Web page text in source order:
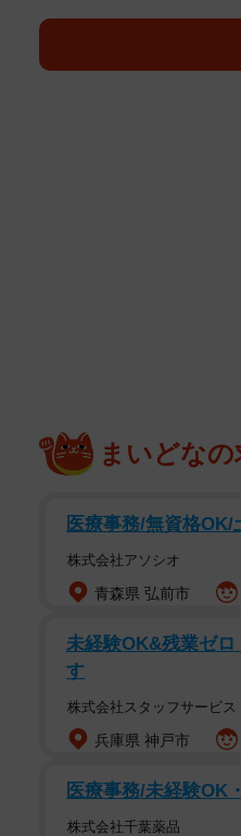
テレビドラマ『女王の教
アは20年を超える。ス
てここまで来てしまっ
わけがない、というコン
まいどなの
医療事務/無資格
株式会社アソシオ
青森県 弘前市
未経験OK&残業ゼ
す
株式会社スタッフサービス
兵庫県 神戸市
医療事務/未経験OK
株式会社千葉薬品